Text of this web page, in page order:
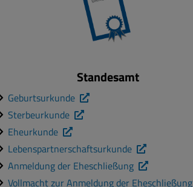
Standesamt
Geburtsurkunde
Sterbeurkunde
Eheurkunde
Lebenspartnerschaftsurkunde
Anmeldung der Eheschließung
Vollmacht zur Anmeldung der Eheschließung